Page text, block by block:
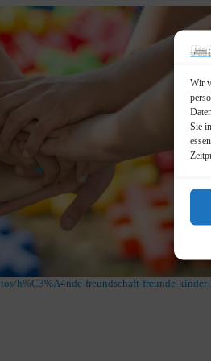
Wir
Sie
h%C3%A4nde-freundschaft-freunde-